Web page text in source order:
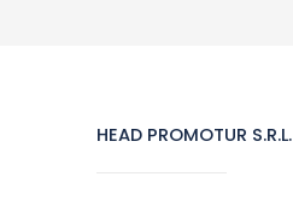
HEAD PROMOTUR S.R.L.